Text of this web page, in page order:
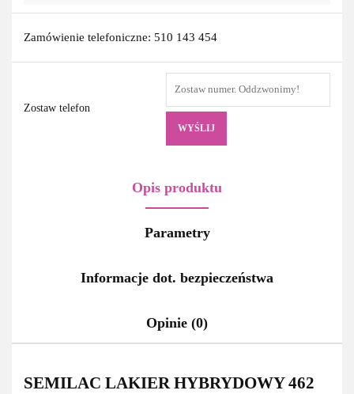
Zamówienie telefoniczne: 510 143 454
Zostaw telefon
WYŚLIJ
Opis produktu
Parametry
Informacje dot. bezpieczeństwa
Opinie (0)
SEMILAC LAKIER HYBRYDOWY 462